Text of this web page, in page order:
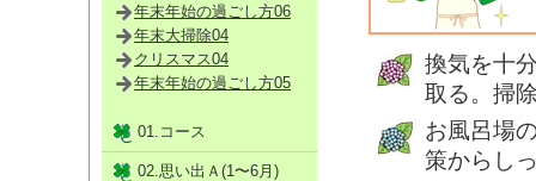
換気を十
取る。掃
お風呂場
策からし
年末年始の過ごし方06
年末大掃除04
クリスマス04
年末年始の過ごし方05
01.コース
02.思い出Ａ(1〜6月)